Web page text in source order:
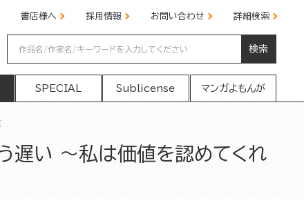
書店様へ 採用情報 お問い合わせ 詳細検索
検索
SPECIAL Sublicense マンガよもんが
遅い ～私は価値を認めてくれ